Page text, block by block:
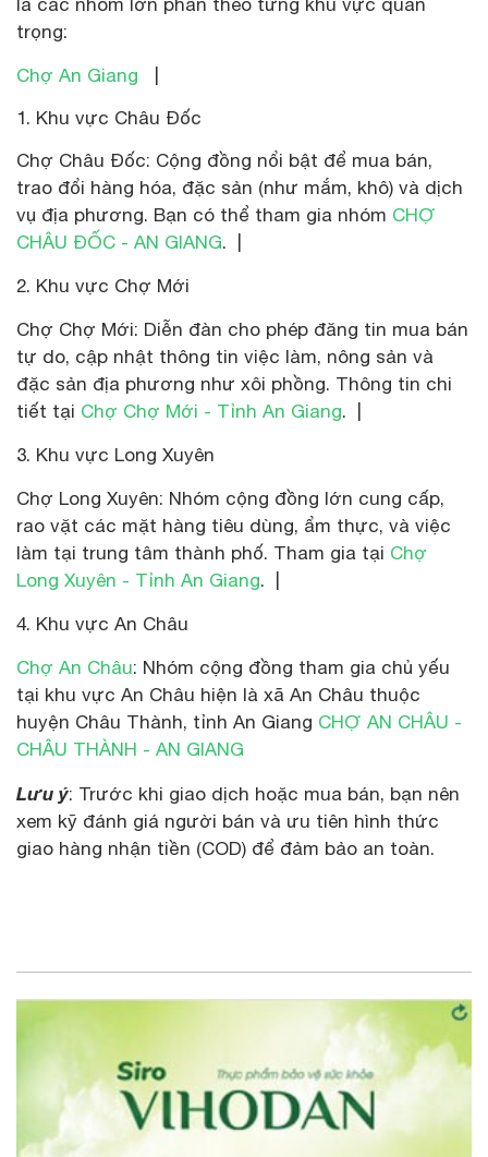
trọng:
Chợ An Giang
Khu vực Châu Đốc
Chợ Châu Đốc: Cộng đồng nổi bật để mua bán,
trao đổi hàng hóa, đặc sản (như mắm, khô) và dịch
vụ địa phương. Bạn có thể tham gia nhóm CHỢ
CHÂU ĐỐC - AN GIANG. |
2. Khu vực Chợ Mới
Chợ Chợ Mới: Diễn đàn cho phép đăng tin mua bán
tự do, cập nhật thông tin việc làm, nông sản và
đặc sản địa phương như xôi phồng. Thông tin chi
tiết tại Chợ Chợ Mới - Tỉnh An Giang. |
3. Khu vực Long Xuyên
Chợ Long Xuyên: Nhóm cộng đồng lớn cung cấp,
rao vặt các mặt hàng tiêu dùng, ẩm thực, và việc
làm tại trung tâm thành phố. Tham gia tại Chợ
Long Xuyên - Tỉnh An Giang. |
4. Khu vực An Châu
Chợ An Châu: Nhóm cộng đồng tham gia chủ yếu
tại khu vực An Châu hiện là xã An Châu thuộc
huyện Châu Thành, tỉnh An Giang CHỢ AN CHÂU -
CHÂU THÀNH - AN GIANG
Lưu ý: Trước khi giao dịch hoặc mua bán, bạn nên
xem kỹ đánh giá người bán và ưu tiên hình thức
giao hàng nhận tiền (COD) để đảm bảo an toàn.